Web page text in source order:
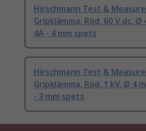
Hirschmann Test &
Gripklämma, Röd, 60 V dc, Ø
4A - 4 mm spets
Hirschmann Test &
Gripklämma, Röd, 1 kV, Ø 4
- 3 mm spets